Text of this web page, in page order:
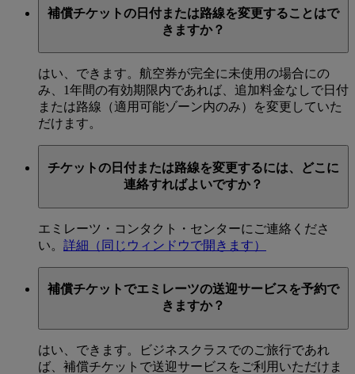
トとしてのみ引き換え可能で、1回のご予約でお使いい
ただく必要があります。
補償チケットの日付または路線を変更することはで
きますか？
はい、できます。航空券が完全に未使用の場合にの
み、1年間の有効期限内であれば、追加料金なしで日付
または路線（適用可能ゾーン内のみ）を変更していた
だけます。
チケットの日付または路線を変更するには、どこに
連絡すればよいですか？
エミレーツ・コンタクト・センターにご連絡くださ
い。 詳細 （同じウィンドウで開きます）
補償チケットでエミレーツの送迎サービスを予約で
きますか？
はい、できます。ビジネスクラスでのご旅行であれ
ば、補償チケットで送迎サービスをご利用いただけま